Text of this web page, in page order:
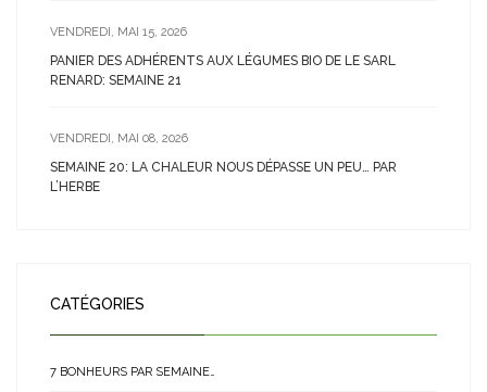
VENDREDI, MAI 15, 2026
PANIER DES ADHÉRENTS AUX LÉGUMES BIO DE LE SARL
RENARD: SEMAINE 21
VENDREDI, MAI 08, 2026
SEMAINE 20: LA CHALEUR NOUS DÉPASSE UN PEU… PAR
L’HERBE
CATÉGORIES
7 BONHEURS PAR SEMAINE…